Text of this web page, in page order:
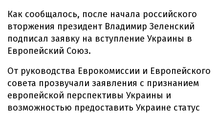
Как сообщалось, после начала российского
вторжения президент Владимир Зеленский
подписал заявку на вступление Украины в
Европейский Союз.
От руководства Еврокомиссии и Европейского
совета прозвучали заявления с признанием
европейской перспективы Украины и
возможностью предоставить Украине статус